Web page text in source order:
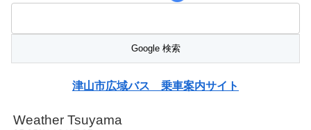
津山市広域バス 乗車案内サイト